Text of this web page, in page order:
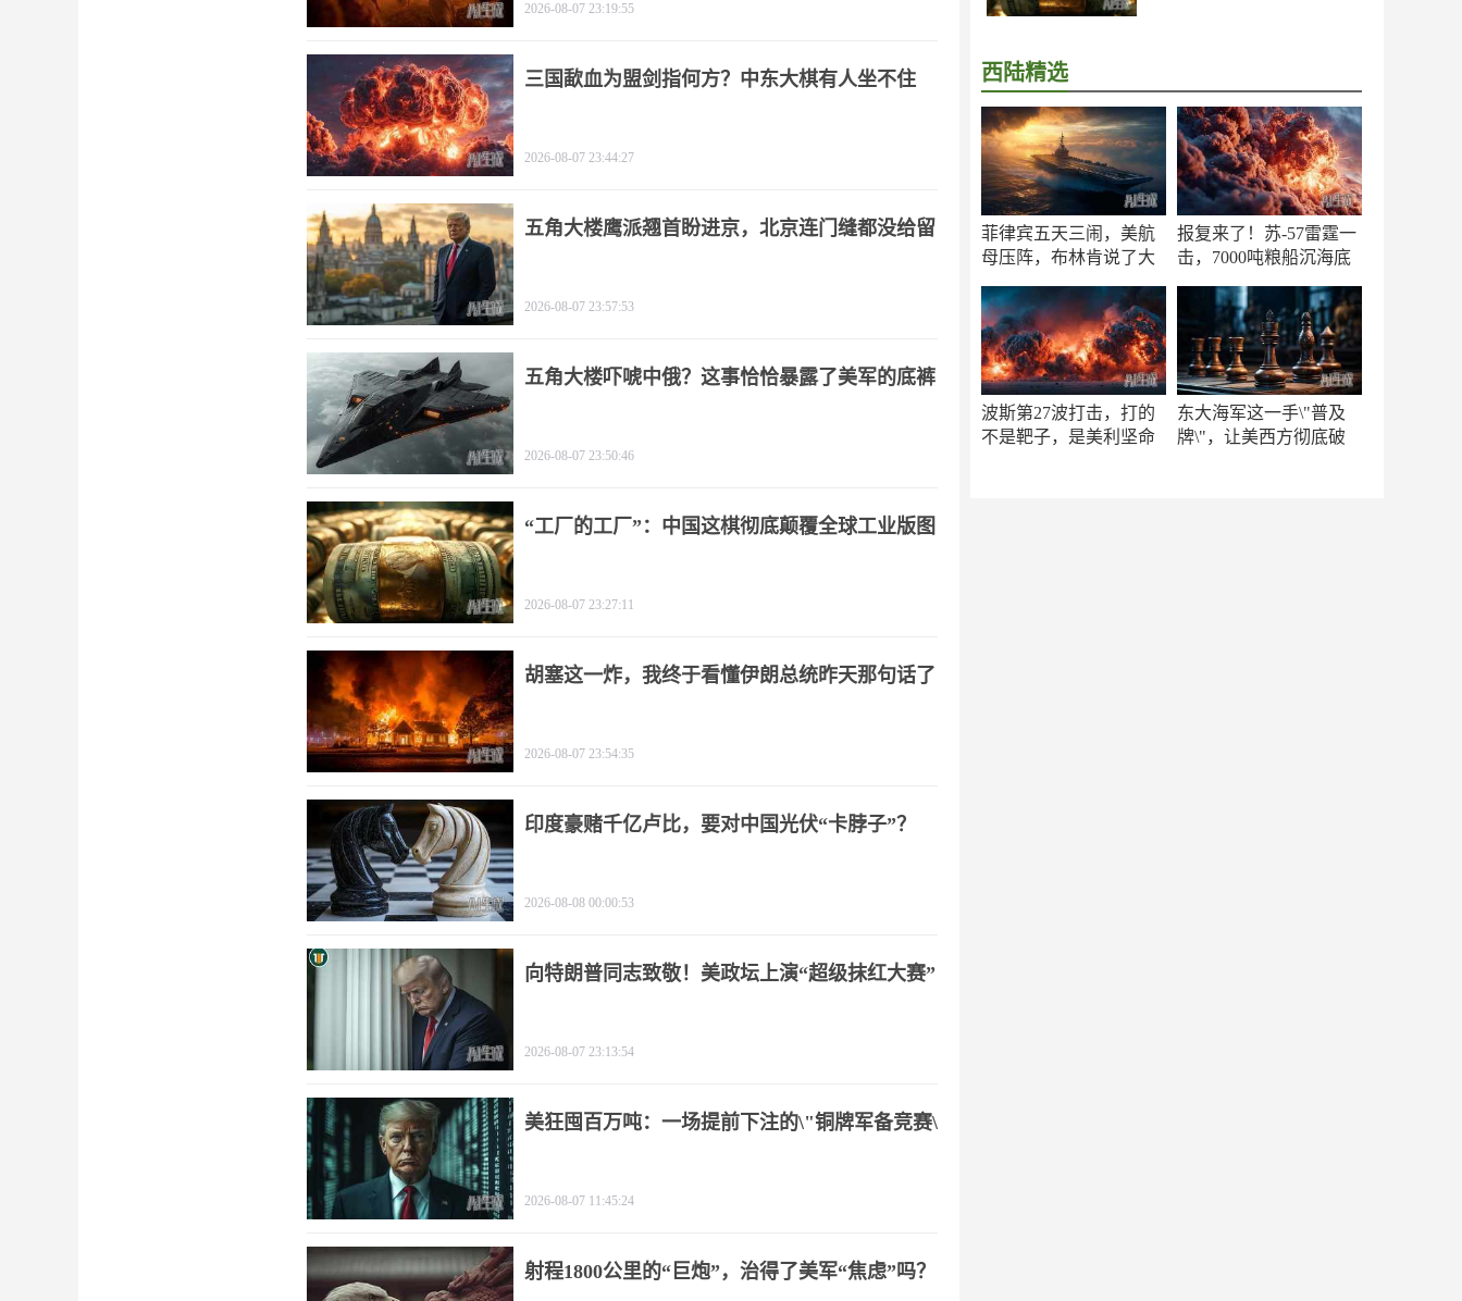
西陆精选
菲律宾五天三闹，美航
母压阵，布林肯说了大
报复来了！苏-57雷霆一
击，7000吨粮船沉海底
波斯第27波打击，打的
不是靶子，是美利坚命
东大海军这一手\"普及
牌\"，让美西方彻底破
2026-08-07 23:19:55
三国歃血为盟剑指何方？中东大棋有人坐不住
2026-08-07 23:44:27
五角大楼鹰派翘首盼进京，北京连门缝都没给留
2026-08-07 23:57:53
五角大楼吓唬中俄？这事恰恰暴露了美军的底裤
2026-08-07 23:50:46
“工厂的工厂”：中国这棋彻底颠覆全球工业版图
2026-08-07 23:27:11
胡塞这一炸，我终于看懂伊朗总统昨天那句话了
2026-08-07 23:54:35
印度豪赌千亿卢比，要对中国光伏“卡脖子”？
2026-08-08 00:00:53
向特朗普同志致敬！美政坛上演“超级抹红大赛”
2026-08-07 23:13:54
美狂囤百万吨：一场提前下注的\"铜牌军备竞赛\"
2026-08-07 11:45:24
射程1800公里的“巨炮”，治得了美军“焦虑”吗？